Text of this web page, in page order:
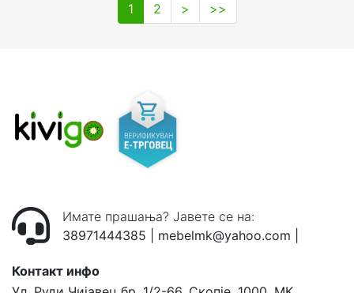
1 2 > >>
Имате прашања? Јавете се на:
38971444385
mebelmk@yahoo.com
Контакт инфо